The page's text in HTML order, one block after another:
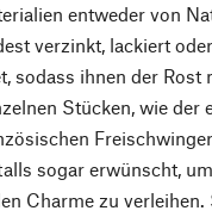
entweder von
verzinkt, lackiert oder
sodass ihnen der Rost
Stücken, wie der
sogar erwünscht,
Charme zu verleihen.